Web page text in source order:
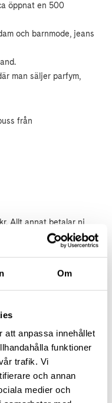
Om
att anpassa innehållet
funktioner
trafik. Vi
och annan
medier och
öppnat en 500
och barnmode, jeans
man säljer parfym,
från
Allt annat betalar ni
följer med utan
betalning den 30
till